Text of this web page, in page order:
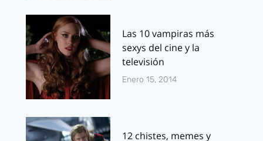
Las 10 vampiras más
sexys del cine y la
televisión
Enero 15, 2014
12 chistes, memes y